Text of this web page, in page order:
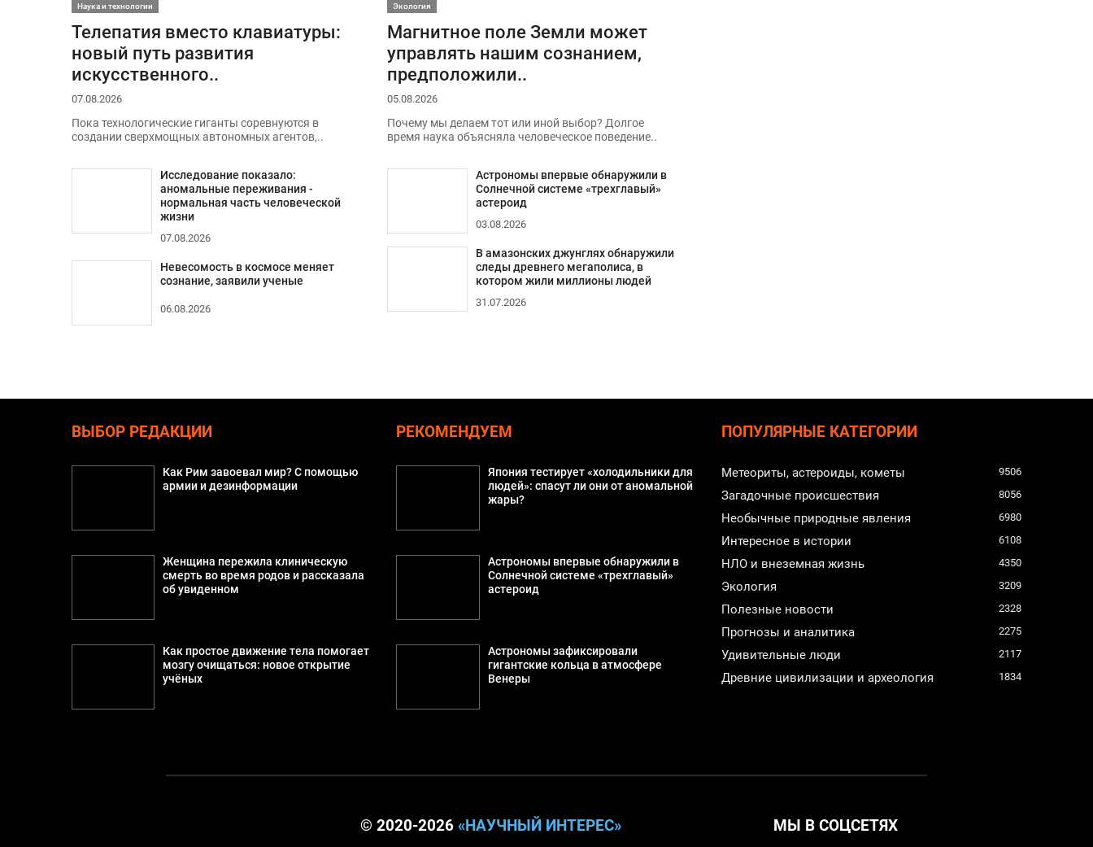
Наука и технологии
Телепатия вместо клавиатуры:
новый путь развития
искусственного..
07.08.2026
Пока технологические гиганты соревнуются в
создании сверхмощных автономных агентов,..
Исследование показало:
аномальные переживания -
нормальная часть человеческой
жизни
07.08.2026
Невесомость в космосе меняет
сознание, заявили ученые
06.08.2026
Экология
Магнитное поле Земли может
управлять нашим сознанием,
предположили..
05.08.2026
Почему мы делаем тот или иной выбор? Долгое
время наука объясняла человеческое поведение..
Астрономы впервые обнаружили в
Солнечной системе «трехглавый»
астероид
03.08.2026
В амазонских джунглях обнаружили
следы древнего мегаполиса, в
котором жили миллионы людей
31.07.2026
ВЫБОР РЕДАКЦИИ
Как Рим завоевал мир? С помощью
армии и дезинформации
Женщина пережила клиническую
смерть во время родов и рассказала
об увиденном
Как простое движение тела помогает
мозгу очищаться: новое открытие
учёных
РЕКОМЕНДУЕМ
Япония тестирует «холодильники для
людей»: спасут ли они от аномальной
жары?
Астрономы впервые обнаружили в
Солнечной системе «трехглавый»
астероид
Астрономы зафиксировали
гигантские кольца в атмосфере
Венеры
ПОПУЛЯРНЫЕ КАТЕГОРИИ
Метеориты, астероиды, кометы 9506
Загадочные происшествия 8056
Необычные природные явления 6980
Интересное в истории 6108
НЛО и внеземная жизнь 4350
Экология 3209
Полезные новости 2328
Прогнозы и аналитика 2275
Удивительные люди 2117
Древние цивилизации и археология 1834
© 2020-2026 «НАУЧНЫЙ ИНТЕРЕС» МЫ В СОЦСЕТЯХ